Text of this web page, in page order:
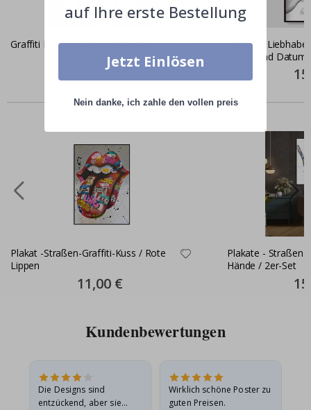
Graffiti Händedruck Kunstposter
11,00 €
Poster –
Name und Datum
Ähnliche produkte
Plakat -Straßen-Graffiti-Kuss / Rote
Lippen
Special
Price
11,00 €
Plakate - Straßen-
Hände / 2er-Set
Kundenbewertungen
Die Designs sind
entzückend, aber sie
Wirklich schöne Poster zu
guten Preisen.
auf Ihre erste Bestellung
Jetzt Einlösen
Nein danke, ich zahle den vollen preis